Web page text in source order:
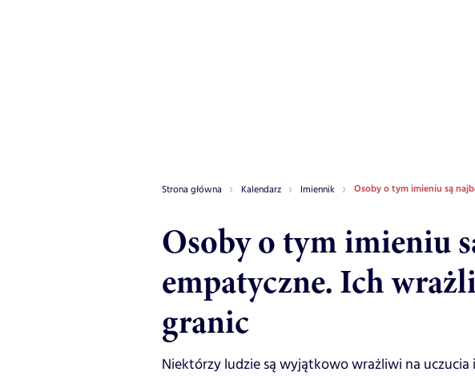
Strona główna Kalendarz Imiennik Osoby o tym imieniu są
Osoby o tym imieniu
empatyczne. Ich
granic
Niektórzy ludzie są wyjątkowo wrażliwi na